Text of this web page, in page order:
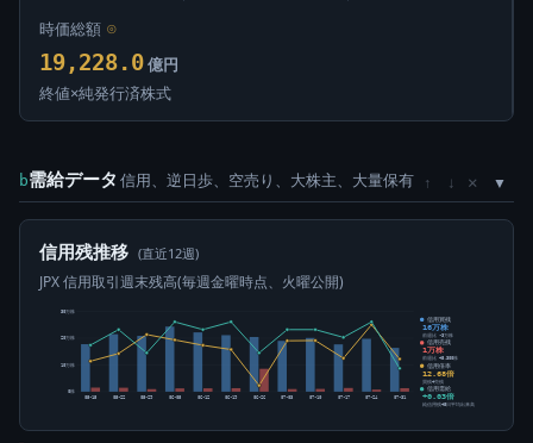
時価総額 ⊙
19,228.0 億円
終値×純発行済株式
b需給データ 信用、逆日歩、空売り、大株主、大量保有 ↑ ↓ ×
信用残推移 (直近12週)
JPX 信用取引週末残高(毎週金曜時点、火曜公開)
0株
10万株
20万株
30万株
05-15 05-22 05-29 06-05 06-12 06-19 06-26 07-03 07-10 07-17 07-24 07-31
信用買残
16万株
前週比 -3万株
信用売残
1万株
前週比 +5,300株
信用倍率
12.68倍
買残÷売残
信用需給
+0.03倍
純信用残÷5日平均出来高